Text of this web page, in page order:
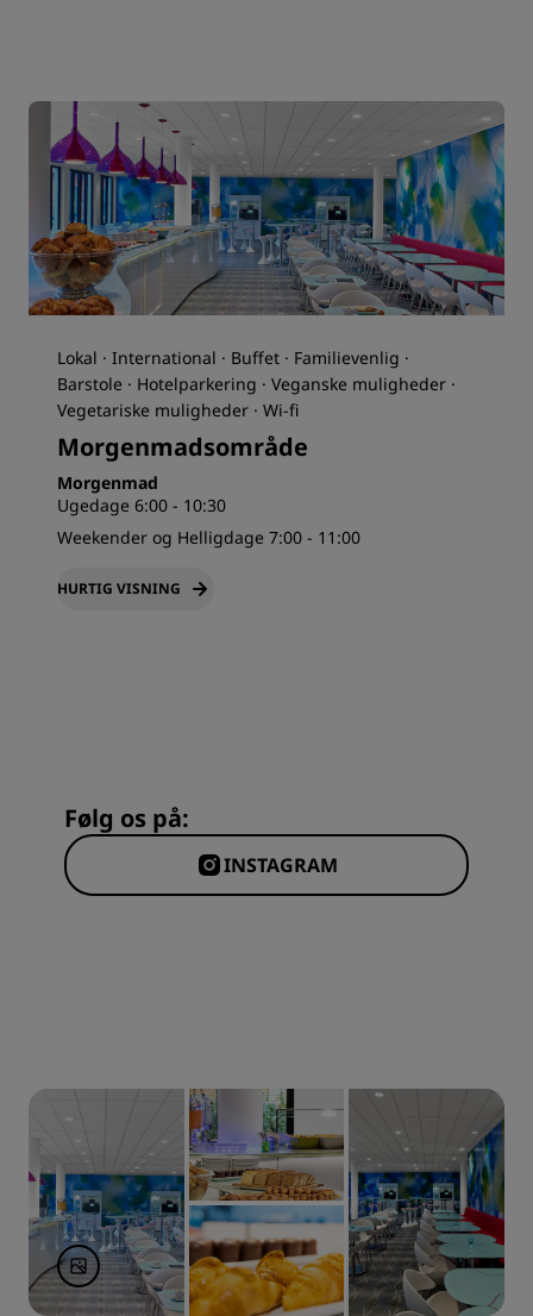
Lokal · International · Buffet · Familievenlig ·
Barstole · Hotelparkering · Veganske muligheder ·
Vegetariske muligheder · Wi-fi
Morgenmadsområde
Morgenmad
Ugedage 6:00 - 10:30
Weekender og Helligdage 7:00 - 11:00
HURTIG VISNING
Følg os på:
INSTAGRAM